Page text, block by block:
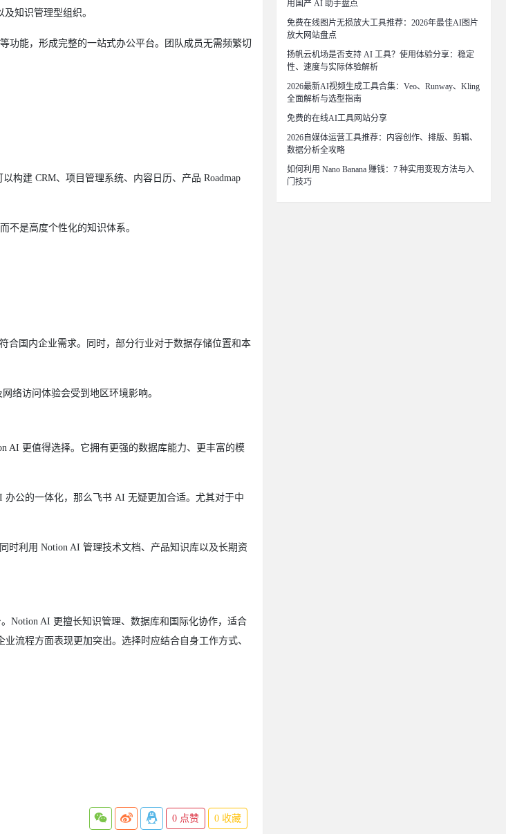
知识管理型组织。
功能，形成完整的一站式办公平台。团队成员无需频繁切
构建 CRM、项目管理系统、内容日历、产品 Roadmap
不是高度个性化的知识体系。
合国内企业需求。同时，部分行业对于数据存储位置和本
络访问体验会受到地区环境影响。
AI 更值得选择。它拥有更强的数据库能力、更丰富的模
公的一体化，那么飞书 AI 无疑更加合适。尤其对于中
时利用 Notion AI 管理技术文档、产品知识库以及长期资
Notion AI 更擅长知识管理、数据库和国际化协作，适合
流程方面表现更加突出。选择时应结合自身工作方式、
0 点赞 0 收藏
用国产 AI 助手盘点
免费在线图片无损放大工具推荐：2026年最佳AI图片
放大网站盘点
扬帆云机场是否支持 AI 工具？使用体验分享：稳定
性、速度与实际体验解析
2026最新AI视频生成工具合集：Veo、Runway、Kling
全面解析与选型指南
免费的在线AI工具网站分享
2026自媒体运营工具推荐：内容创作、排版、剪辑、
数据分析全攻略
如何利用 Nano Banana 赚钱：7 种实用变现方法与入
门技巧